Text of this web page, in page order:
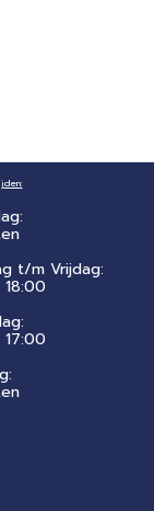
t/m Vrijdag: